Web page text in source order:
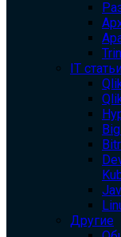
IT
Другие